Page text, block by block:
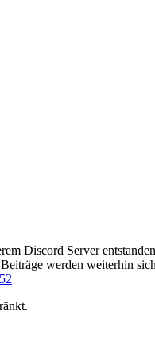
Discord Server
werden weiterhin